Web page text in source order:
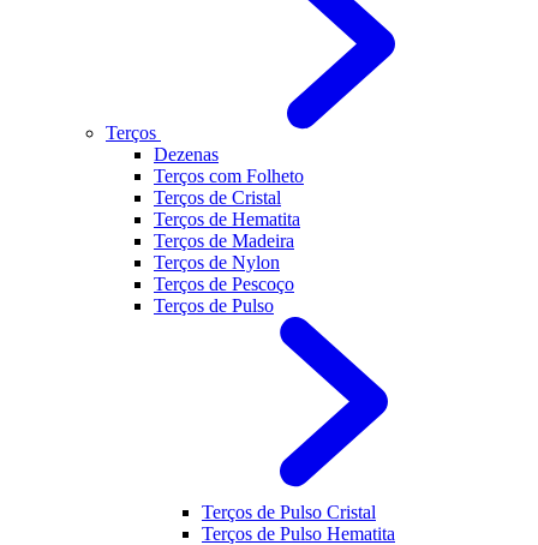
Terços
Dezenas
Terços com Folheto
Terços de Cristal
Terços de Hematita
Terços de Madeira
Terços de Nylon
Terços de Pescoço
Terços de Pulso
Terços de Pulso Cristal
Terços de Pulso Hematita